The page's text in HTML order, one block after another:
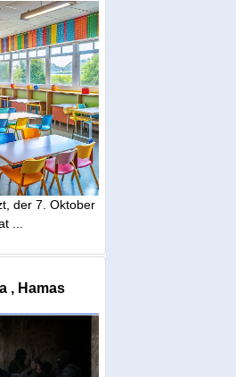
der 7. Oktober
...
, Hamas